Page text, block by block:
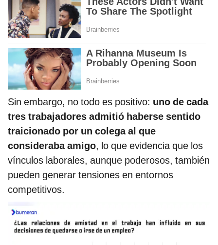
Sin embargo, no todo es positivo: uno de cada
tres trabajadores admitió haberse sentido
traicionado por un colega al que
consideraba amigo, lo que evidencia que los
vínculos laborales, aunque poderosos, también
pueden generar tensiones en entornos
competitivos.